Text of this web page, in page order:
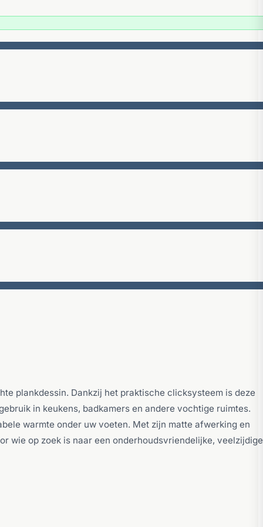
plankdessin. Dankzij het praktische clicksysteem is deze
in keukens, badkamers en andere vochtige ruimtes.
warmte onder uw voeten. Met zijn matte afwerking en
wie op zoek is naar een onderhoudsvriendelijke, veelzijdige